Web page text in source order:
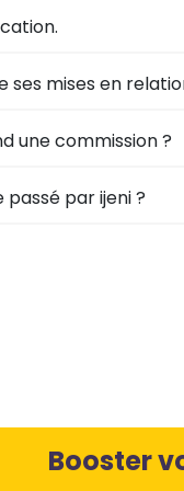
ses mises en
une commission ?
par ijeni ?
Booster